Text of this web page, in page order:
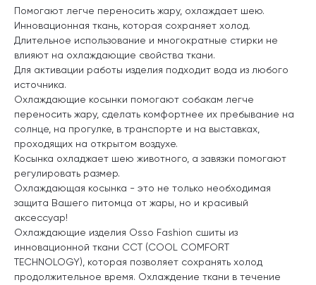
Помогают легче переносить жару, охлаждает шею.
Инновационная ткань, которая сохраняет холод.
Длительное использование и многократные стирки не
влияют на охлаждающие свойства ткани.
Для активации работы изделия подходит вода из любого
источника.
Охлаждающие косынки помогают собакам легче
переносить жару, сделать комфортнее их пребывание на
солнце, на прогулке, в транспорте и на выставках,
проходящих на открытом воздухе.
Косынка охладжает шею животного, а завязки помогают
регулировать размер.
Охлаждающая косынка - это не только необходимая
защита Вашего питомца от жары, но и красивый
аксессуар!
Охлаждающие изделия Osso Fashion сшиты из
инновационной ткани ССТ (COOL COMFORT
TECHNOLOGY), которая позволяет сохранять холод
продолжительное время. Охлаждение ткани в течение